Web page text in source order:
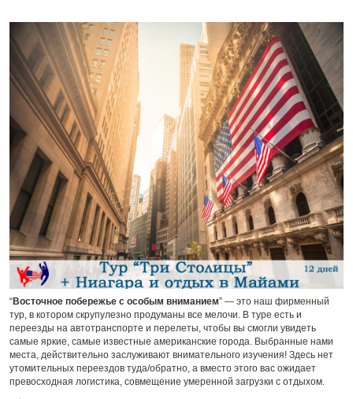
“Восточное побережье с особым вниманием” — это наш фирменный
тур, в котором скрупулезно продуманы все мелочи. В туре есть и
переезды на автотранспорте и перелеты, чтобы вы смогли увидеть
самые яркие, самые известные американские города. Выбранные нами
места, действительно заслуживают внимательного изучения! Здесь нет
утомительных переездов туда/обратно, а вместо этого вас ожидает
превосходная логистика, совмещение умеренной загрузки с отдыхом.